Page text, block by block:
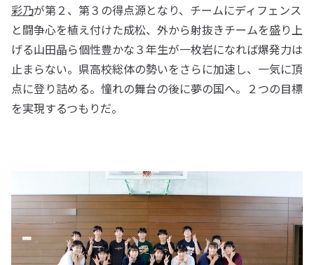
彩乃が第２、第３の得点源となり、チームにディフェンス
と闘争心を植え付けた成松、外から射抜きチームを盛り上
げる山田晶ら個性豊かな３年生が一枚岩になれば爆発力は
止まらない。県高校総体の勢いをさらに加速し、一気に頂
点に登り詰める。憧れの舞台の後に夢の国へ。２つの目標
を実現するつもりだ。